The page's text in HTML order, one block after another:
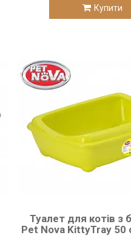
Купити
Туалет для котів з
Pet Nova KittyTray